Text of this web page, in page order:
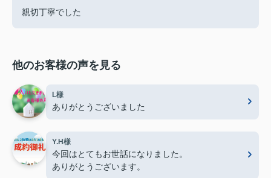
親切丁寧でした
他のお客様の声を見る
L様
ありがとうございました
Y.H様
今回はとてもお世話になりました。
ありがとうございます。